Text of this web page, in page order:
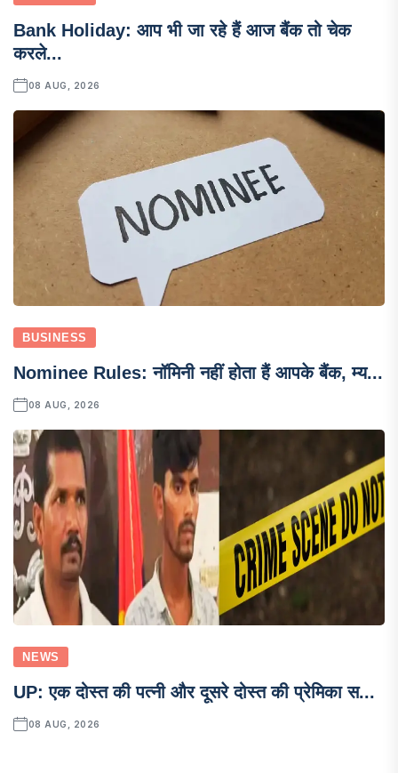
Bank Holiday: आप भी जा रहे हैं आज बैंक तो चेक
करले...
08 AUG, 2026
BUSINESS
Nominee Rules: नॉमिनी नहीं होता हैं आपके बैंक, म्य...
08 AUG, 2026
NEWS
UP: एक दोस्त की पत्नी और दूसरे दोस्त की प्रेमिका स...
08 AUG, 2026